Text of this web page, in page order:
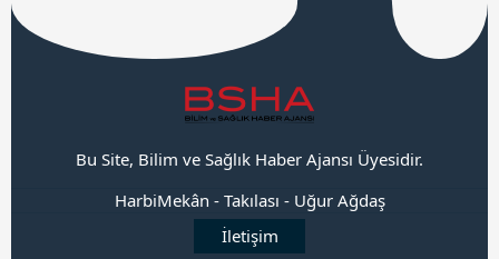
Bu Site, Bilim ve Sağlık Haber Ajansı Üyesidir.
HarbiMekân - Takılası - Uğur Ağdaş
İletişim